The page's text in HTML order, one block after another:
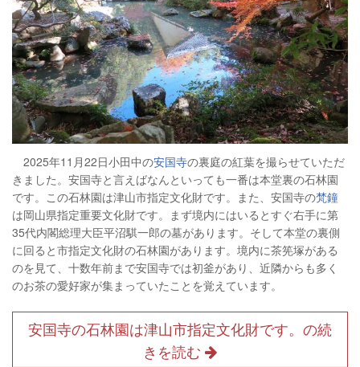
2025年11月22日小田中の安国寺の裏庭の紅葉を撮らせていただ
きました。安国寺と言えばなんといっても一番は本堂裏の石林園
です。この石林園は津山市指定文化財です。また、安国寺の梵鐘
は岡山県指定重要文化財です。まず境内にはいるとすぐ右手に第
35代内閣総理大臣平沼騏一郎の墓があります。そして本堂の裏側
に回ると市指定文化財の石林園があります。境内に茶筅塚がある
のを見て、十数年前まで安国寺では初釜があり、近隣からも多く
のお茶の愛好家が集まっていたことを覚えています。
安国寺の石林園は津山市指定文化財です。の続
きを読む